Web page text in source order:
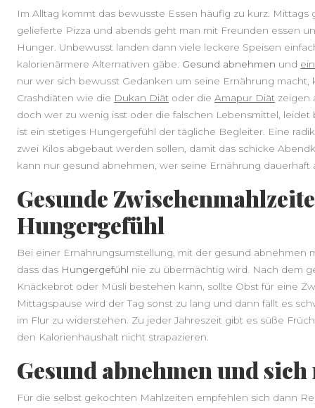
Im Alltag kommt das bewusste Essen häufig zu kurz.
gelieferte Pizza und abends geht man mit Freunden essen
Hunger. Unbewusst landen dann viele leckere Speisen
kalorienärmere Alternativen gäbe. Gesund abnehmen und
nur wer sich bewusst Gedanken um seine Ernährung
Crashdiäten wie die Dukan Diät oder die Amapur Diät zeigen
doch wer zu wenig isst oder die falschen Lebensmittel, leidet
ist ein stetiges Hungergefühl der tägliche Begleiter. Eine
zwei Kilos abgebaut werden sollen, damit das schicke
kann nur gesund abnehmen, wer seine Ernährung dauerhaft
Gesunde
Hungergefühl
Bei einer Ernährungsumstellung, mit der gesund abnehmen
dass das Hungergefühl nie zu übermächtig wird. Nach dem
Knäckebrot oder Müsli bestehen kann, sollte Obst für eine
Mittagspause wird der Tag sonst zu lang und dann fällt es
im Flur zu widerstehen. Zu jeder Jahreszeit gibt es süße
den Kalorienhaushalt nicht strapazieren.
Gesund abnehmen und
Für die selbst gekochten Mahlzeiten empfehlen sich dann